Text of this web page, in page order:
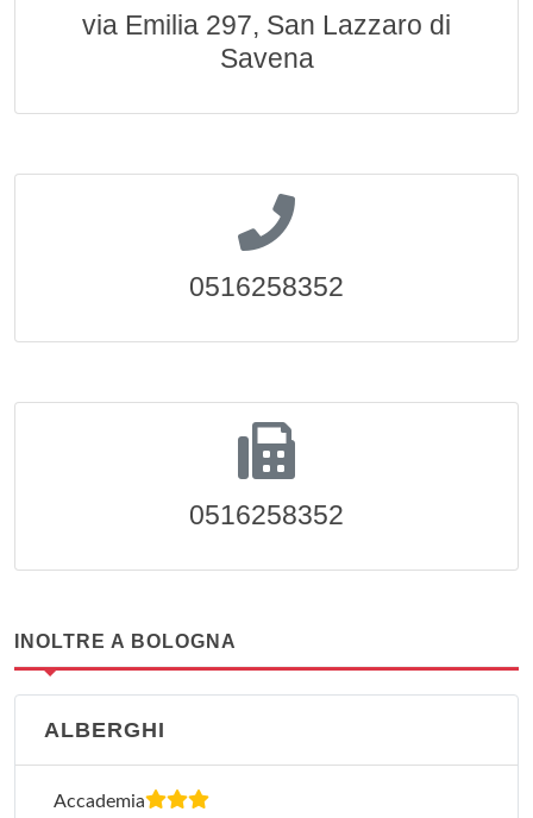
via Emilia 297, San Lazzaro di
Savena
0516258352
0516258352
INOLTRE A BOLOGNA
ALBERGHI
Accademia